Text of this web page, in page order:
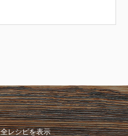
全レシピを表示